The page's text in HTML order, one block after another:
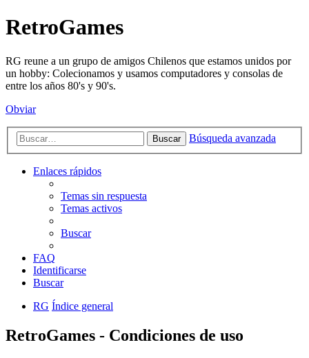
RetroGames
RG reune a un grupo de amigos Chilenos que estamos unidos por
un hobby: Colecionamos y usamos computadores y consolas de
entre los años 80's y 90's.
Obviar
Buscar Búsqueda avanzada
Enlaces rápidos
Temas sin respuesta
Temas activos
Buscar
FAQ
Identificarse
Buscar
RG Índice general
RetroGames - Condiciones de uso